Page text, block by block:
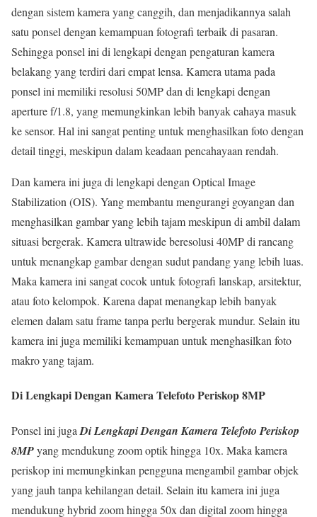
dengan sistem kamera yang canggih, dan menjadikannya salah
satu ponsel dengan kemampuan fotografi terbaik di pasaran.
Sehingga ponsel ini di lengkapi dengan pengaturan kamera
belakang yang terdiri dari empat lensa. Kamera utama pada
ponsel ini memiliki resolusi 50MP dan di lengkapi dengan
aperture f/1.8, yang memungkinkan lebih banyak cahaya masuk
ke sensor. Hal ini sangat penting untuk menghasilkan foto dengan
detail tinggi, meskipun dalam keadaan pencahayaan rendah.
Dan kamera ini juga di lengkapi dengan Optical Image
Stabilization (OIS). Yang membantu mengurangi goyangan dan
menghasilkan gambar yang lebih tajam meskipun di ambil dalam
situasi bergerak. Kamera ultrawide beresolusi 40MP di rancang
untuk menangkap gambar dengan sudut pandang yang lebih luas.
Maka kamera ini sangat cocok untuk fotografi lanskap, arsitektur,
atau foto kelompok. Karena dapat menangkap lebih banyak
elemen dalam satu frame tanpa perlu bergerak mundur. Selain itu
kamera ini juga memiliki kemampuan untuk menghasilkan foto
makro yang tajam.
Di Lengkapi Dengan Kamera Telefoto Periskop 8MP
Ponsel ini juga Di Lengkapi Dengan Kamera Telefoto Periskop
8MPyang mendukung zoom optik hingga 10x. Maka kamera
periskop ini memungkinkan pengguna mengambil gambar objek
yang jauh tanpa kehilangan detail. Selain itu kamera ini juga
mendukung hybrid zoom hingga 50x dan digital zoom hingga